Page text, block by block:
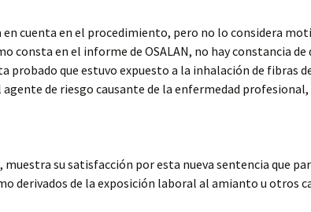
en cuenta en el procedimiento, pero no lo considera
consta en el informe de OSALAN, no hay constancia
que estuvo expuesto a la inhalación de fibras
de riesgo causante de la enfermedad
muestra su satisfacción por esta nueva sentencia que
derivados de la exposición laboral al amianto u otros